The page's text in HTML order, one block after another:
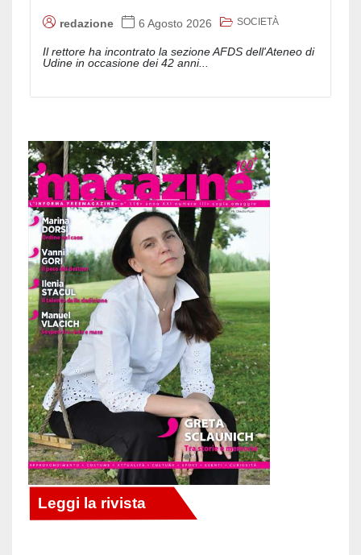
redazione 6 Agosto 2026 SOCIETÀ
Il rettore ha incontrato la sezione AFDS dell'Ateneo di
Udine in occasione dei 42 anni...